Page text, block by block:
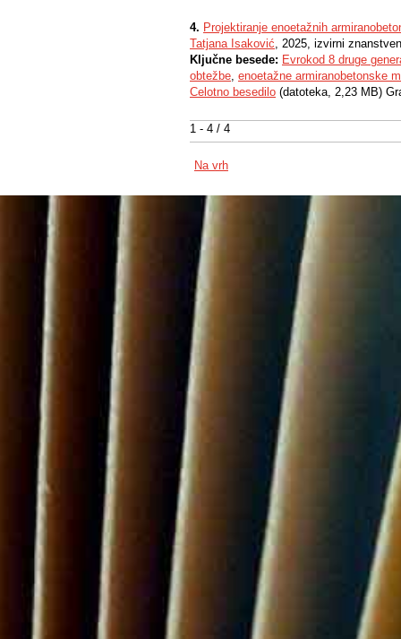
1 - 4 / 4
4. Projektiranje enoetažnih
Tatjana Isaković, 2025, izvirni
Ključne besede: Evrokod 8 druge
obtežbe, enoetažne armiranobetonske
Celotno besedilo (datoteka, 2,23 MB)
Na vrh